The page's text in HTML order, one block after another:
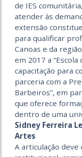
de IES
atender às
extensão
para qualificar
Canoas e da
em 2017 a
capacitação para
parceria com a
Barbeiros”, em
que oferece
dentro de uma
Sidney Ferreira
Artes
A articulação